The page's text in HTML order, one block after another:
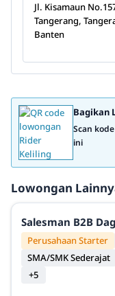
Jl. Kisamaun
Tangerang,
Banten
Bagikan
Scan
ini
Lowongan
Salesman B2B
Perusahaan Starter
SMA/SMK Sederajat
+5